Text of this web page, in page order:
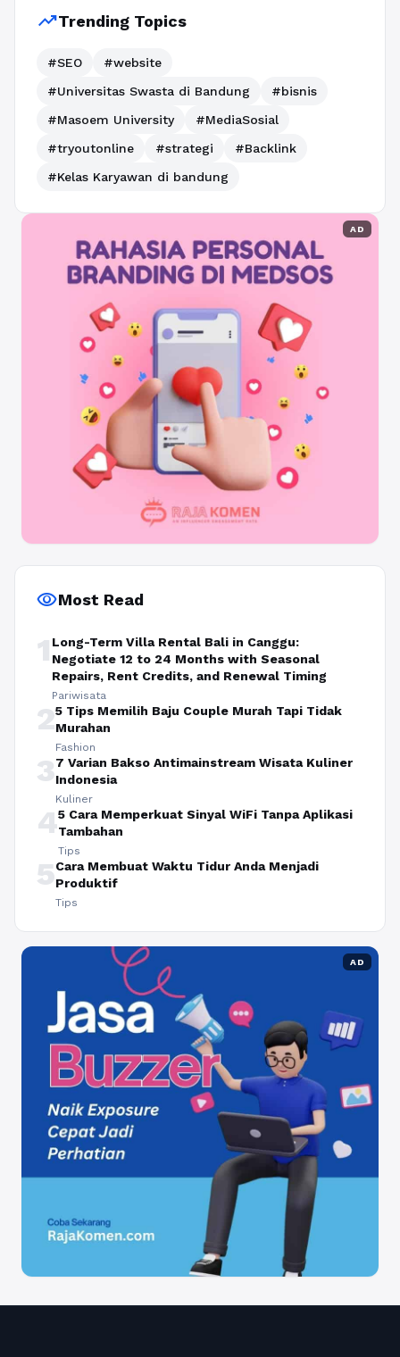
trending_upTrending Topics
#SEO
#website
#Universitas Swasta di Bandung
#bisnis
#Masoem University
#MediaSosial
#tryoutonline
#strategi
#Backlink
#Kelas Karyawan di bandung
AD
visibilityMost Read
1 Long-Term Villa Rental Bali in Canggu:
Negotiate 12 to 24 Months with Seasonal
Repairs, Rent Credits, and Renewal Timing
Pariwisata
25 Tips Memilih Baju Couple Murah Tapi Tidak
Murahan
Fashion
37 Varian Bakso Antimainstream Wisata Kuliner
Indonesia
Kuliner
45 Cara Memperkuat Sinyal WiFi Tanpa Aplikasi
Tambahan
Tips
5Cara Membuat Waktu Tidur Anda Menjadi
Produktif
Tips
AD